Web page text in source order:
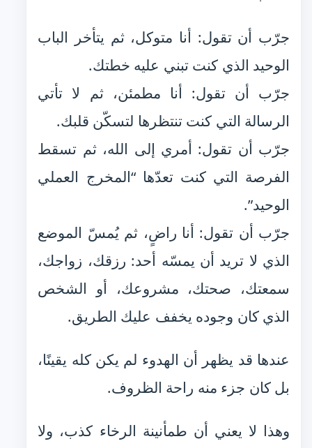
جرّب أن تقول: أنا متوكل، ثم يتأخر الباب
الوحيد الذي كنت تبني عليه خطتك.
جرّب أن تقول: أنا مطمئن، ثم لا تأتي
الرسالة التي كنت تنتظرها لتسكّن قلبك.
جرّب أن تقول: أمري إلى الله، ثم تسقط
الفرصة التي كنت تعدّها “المخرج العملي
الوحيد”.
جرّب أن تقول: أنا راضٍ، ثم يُمسّ الموضع
الذي لا تريد أن يمسّه أحد: رزقك، زواجك،
سمعتك، صحتك، مشروعك، أو الشخص
الذي كان وجوده يخفف عليك الطريق.
عندها قد يظهر أن الهدوء لم يكن كله يقينًا،
بل كان جزء منه راحة الظروف.
وهذا لا يعني أن طمأنينة الرخاء كذب، ولا